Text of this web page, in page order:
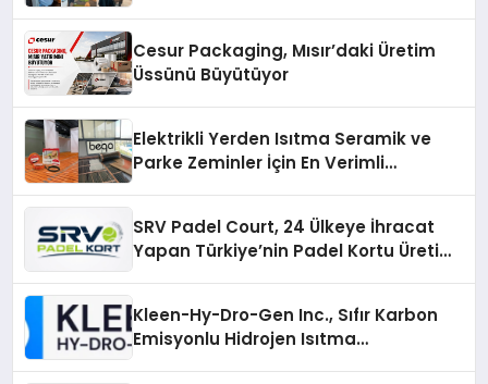
Cesur Packaging, Mısır’daki Üretim
Üssünü Büyütüyor
Elektrikli Yerden Isıtma Seramik ve
Parke Zeminler İçin En Verimli
SRV Padel Court, 24 Ülkeye İhracat
Yapan Türkiye’nin Padel Kortu Üretim
Kleen-Hy-Dro-Gen Inc., Sıfır Karbon
Emisyonlu Hidrojen Isıtma